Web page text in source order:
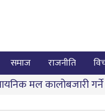
समाज राजनीति
गर्ने तीन जना पक्राउ|